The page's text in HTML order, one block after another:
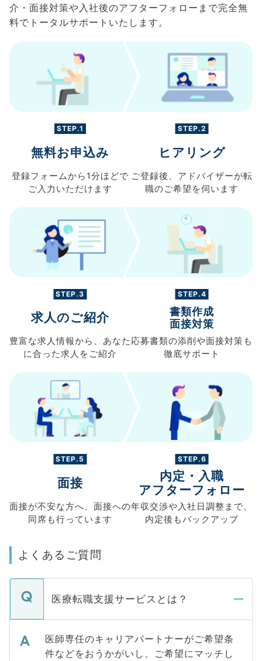
介・面接対策や入社後のアフターフォローまで完全無
料でトータルサポートいたします。
STEP.1
無料お申込み
登録フォームから 1分ほどで
ご入力 いただけます
STEP.2
ヒアリング
ご登録後、 アドバイザーが転
職のご希望を伺います
STEP.3
求人のご紹介
豊富な求人情報から、 あなた
に合った求人を ご紹介
STEP.4
書類作成
面接対策
応募書類の添削や面接対策も
徹底サポート
STEP.5
面接
面接が不安な方へ、 面接への
同席も行っています
STEP.6
内定・入職
アフターフォロー
年収交渉や入社日調整まで、
内定後もバックアップ
よくあるご質問
医療転職支援サービスとは？
医師専任のキャリアパートナーがご希望条
件などをおうかがいし、ご希望にマッチし